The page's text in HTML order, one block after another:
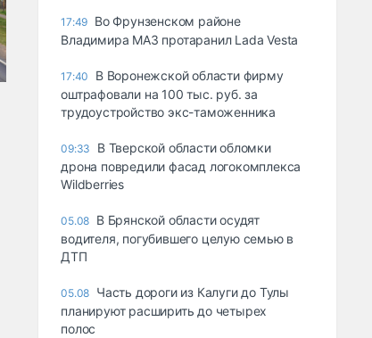
17:49 Во Фрунзенском районе
Владимира МАЗ протаранил Lada Vesta
17:40
В Воронежской области фирму
оштрафовали на 100 тыс. руб. за
трудоустройство экс-таможенника
09:33
В Тверской области обломки
дрона повредили фасад логокомплекса
Wildberries
05.08 В Брянской области осудят
водителя, погубившего целую семью в
ДТП
05.08 Часть дороги из Калуги до Тулы
планируют расширить до четырех
полос